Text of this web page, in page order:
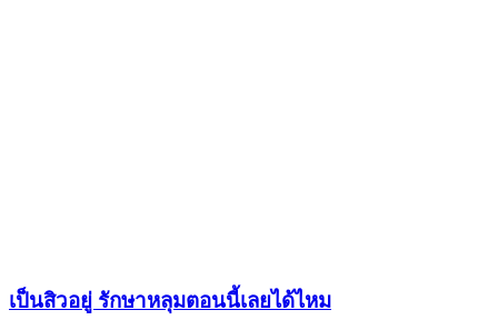
เป็นสิวอยู่ รักษาหลุมตอนนี้เลยได้ไหม